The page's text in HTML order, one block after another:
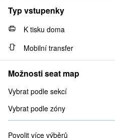
Typ vstupenky
K tisku doma
Mobilní transfer
Možnosti seat map
Vybrat podle sekcí
Vybrat podle zóny
Povolit více výběrů